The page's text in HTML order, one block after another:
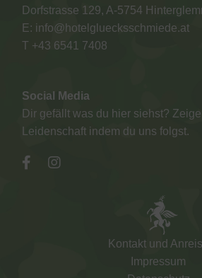
Dorfstrasse 129, A-5754
E: info@hotelgluecksschmiede.at
T +43 6541 7408
Social Media
Dir gefällt was du hier siehst?
Leidenschaft indem du uns folgst.
Kontakt und
Impressum